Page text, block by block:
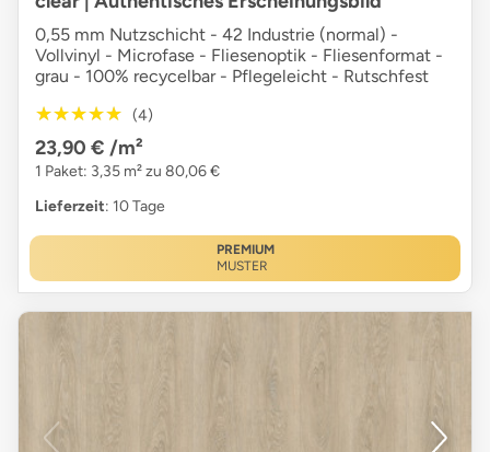
0,55 mm Nutzschicht - 42 Industrie (normal) -
Vollvinyl - Microfase - Fliesenoptik - Fliesenformat -
grau - 100% recycelbar - Pflegeleicht - Rutschfest
★★★★★
★★★★★ (4)
23,90 € /m²
1 Paket: 3,35 m² zu 80,06 €
Lieferzeit: 10 Tage
PREMIUM
MUSTER